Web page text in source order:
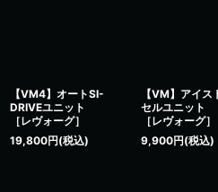
【VM4】オートSI-
DRIVEユニット
［レヴォーグ］
19,800円(税込)
【VM】アイス
セルユニット
［レヴォーグ］
9,900円(税込)